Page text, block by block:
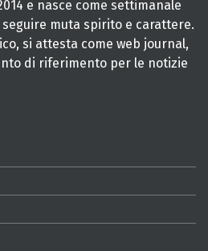
e nasce come settimanale
muta spirito e carattere.
si attesta come web journal,
di riferimento per le notizie